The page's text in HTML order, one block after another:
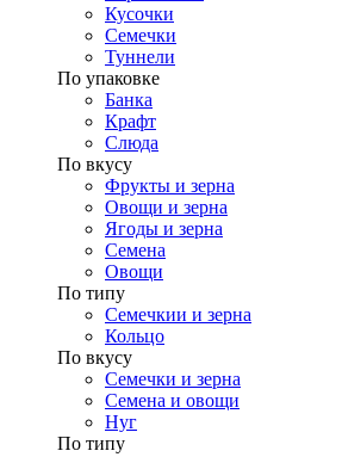
Кусочки
Семечки
Туннели
По упаковке
Банка
Крафт
Слюда
По вкусу
Фрукты и зерна
Овощи и зерна
Ягоды и зерна
Семена
Овощи
По типу
Семечкии и зерна
Кольцо
По вкусу
Семечки и зерна
Семена и овощи
Нуг
По типу